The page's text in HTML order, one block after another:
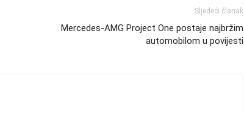
Sljedeći članak
Mercedes-AMG Project One postaje najbržim
automobilom u povijesti